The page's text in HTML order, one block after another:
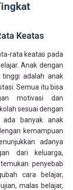
Keatas
rata keatas pada
Anak dengan
adalah anak
Semua itu bisa
motivasi dan
sesuai dengan
ada banyak anak
kemampuan
adanya
dari keluarga,
penyebab
cara belajar,
malas belajar,